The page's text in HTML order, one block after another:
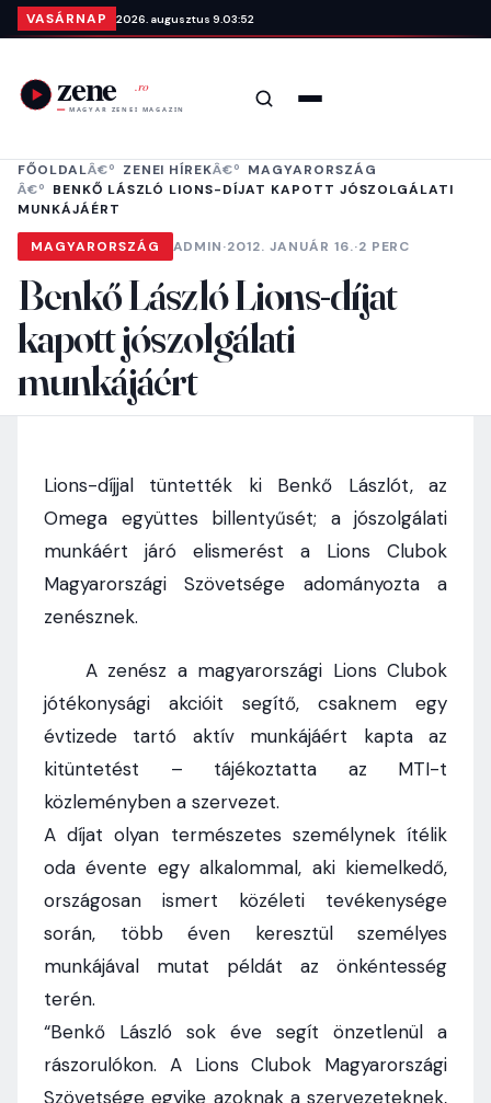
Ugrás a tartalomra
VASÁRNAP 2026. augusztus 9. 03:52
Keresés
FŐOLDAL ZENEI HÍREK
MAGYARORSZÁG
BENKŐ LÁSZLÓ LIONS-DÍJAT KAPOTT JÓSZOLGÁLATI
MUNKÁJÁÉRT
MAGYARORSZÁG ADMIN·2012. JANUÁR 16.·2 PERC
Benkő László Lions-díjat
kapott jószolgálati
munkájáért
Lions-díjjal tüntették ki Benkő Lászlót, az
Omega együttes billentyűsét; a jószolgálati
munkáért járó elismerést a Lions Clubok
Magyarországi Szövetsége adományozta a
zenésznek.
A zenész a magyarországi Lions Clubok
jótékonysági akcióit segítő, csaknem egy
évtizede tartó aktív munkájáért kapta az
kitüntetést – tájékoztatta az MTI-t
közleményben a szervezet.
A díjat olyan természetes személynek ítélik
oda évente egy alkalommal, aki kiemelkedő,
országosan ismert közéleti tevékenysége
során, több éven keresztül személyes
munkájával mutat példát az önkéntesség
terén.
“Benkő László sok éve segít önzetlenül a
rászorulókon. A Lions Clubok Magyarországi
Szövetsége egyike azoknak a szervezeteknek,